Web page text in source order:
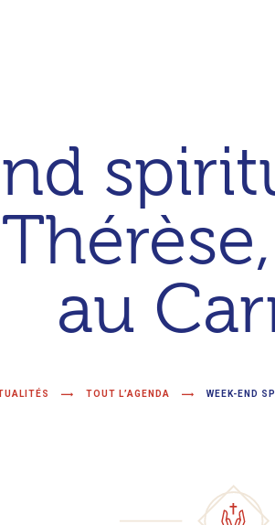
au
TOUT L’AGENDA WEEK-END